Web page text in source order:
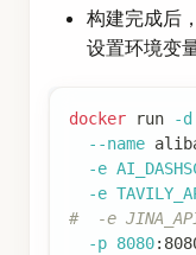
构建完成后
设置环境变
docker run -d
--name
-e
-e
#  -e
-p 8080